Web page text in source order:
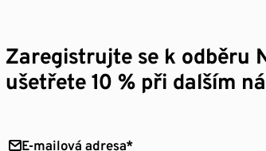
Zaregistrujte se k odběru
ušetřete 10 % při dalším
E-mailová adresa*